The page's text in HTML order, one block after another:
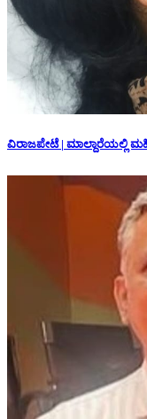
ವಿರಾಜಪೇಟೆ | ಮಾಲ್ದಾರೆಯಲ್ಲಿ